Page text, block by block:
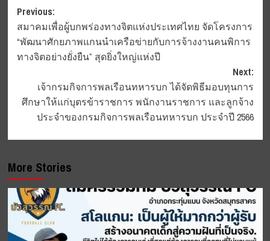
Post
navigation
Previous:
สมาคมเพื่อผู้บกพร่องทางจิตแห่งประเทศไทย จัดโครงการ
“พัฒนาศักยภาพแกนนำเครือข่ายกับการจ้างงานคนพิการ
ทางจิตอย่างยั่งยืน” สุดยิ่งใหญ่แห่งปี
Next:
เจ้ากรมกิจการพลเรือนทหารบก​ ได้จัดพิธีมอบทุนการ
ศึกษาให้แก่บุตรข้าราชการ พนักงานราชการ และลูกจ้าง
ประจำของกรมกิจการพลเรือนทหารบก ประจำปี 2566
More Stories